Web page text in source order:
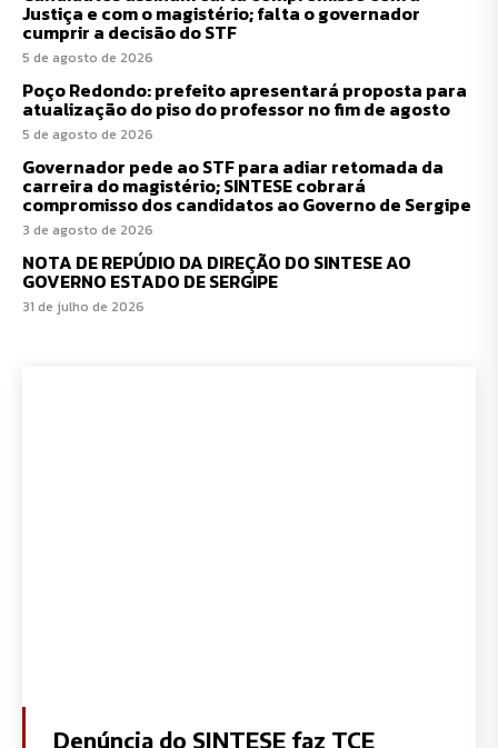
Justiça e com o magistério; falta o governador
cumprir a decisão do STF
5 de agosto de 2026
Poço Redondo: prefeito apresentará proposta para
atualização do piso do professor no fim de agosto
5 de agosto de 2026
Governador pede ao STF para adiar retomada da
carreira do magistério; SINTESE cobrará
compromisso dos candidatos ao Governo de Sergipe
3 de agosto de 2026
NOTA DE REPÚDIO DA DIREÇÃO DO SINTESE AO
GOVERNO ESTADO DE SERGIPE
31 de julho de 2026
Denúncia do SINTESE faz TCE